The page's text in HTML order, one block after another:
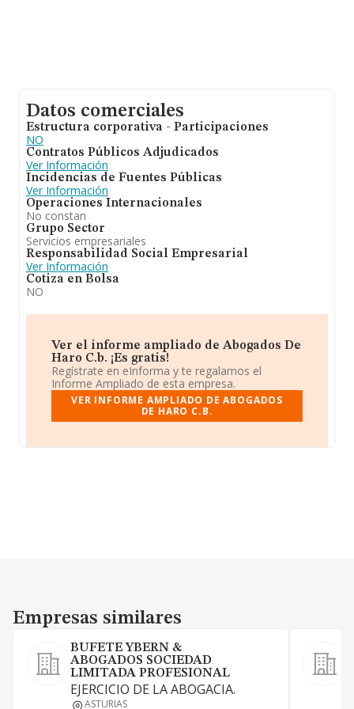
Datos comerciales
Estructura corporativa - Participaciones
NO
Contratos Públicos Adjudicados
Ver Información
Incidencias de Fuentes Públicas
Ver Información
Operaciones Internacionales
No constan
Grupo Sector
Servicios empresariales
Responsabilidad Social Empresarial
Ver Información
Cotiza en Bolsa
NO
Ver el informe ampliado de Abogados De
Haro C.b. ¡Es gratis!
Regístrate en eInforma y te regalamos el
Informe Ampliado de esta empresa.
VER INFORME AMPLIADO DE ABOGADOS
DE HARO C.B.
Empresas similares
Empresas similares
BUFETE YBERN &
ABOGADOS SOCIEDAD
LIMITADA PROFESIONAL
EJERCICIO DE LA ABOGACIA.
ASTURIAS